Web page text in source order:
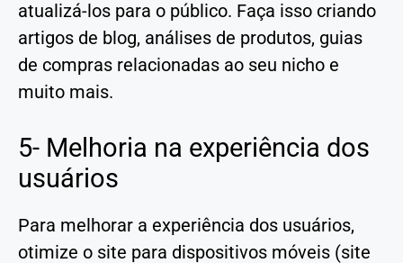
atualizá-los para o público. Faça isso criando
artigos de blog, análises de produtos, guias
de compras relacionadas ao seu nicho e
muito mais.
5- Melhoria na experiência dos
usuários
Para melhorar a experiência dos usuários,
otimize o site para dispositivos móveis (site